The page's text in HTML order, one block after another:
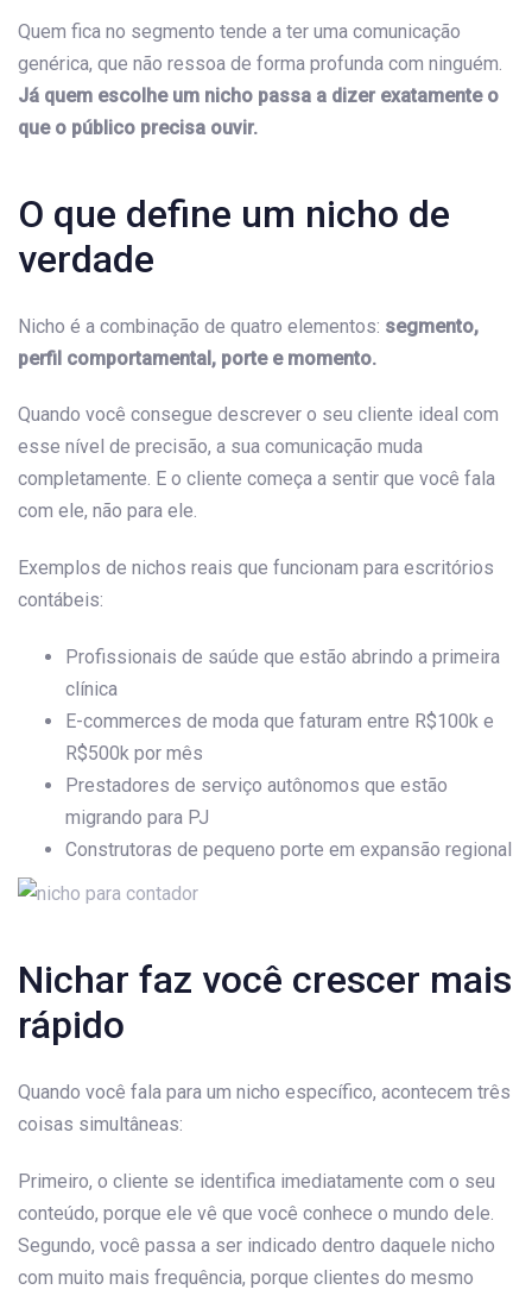
Quem fica no segmento tende a ter uma comunicação
genérica, que não ressoa de forma profunda com ninguém.
Já quem escolhe um nicho passa a dizer exatamente o
que o público precisa ouvir.
O que define um nicho de
verdade
Nicho é a combinação de quatro elementos: segmento,
perfil comportamental, porte e momento.
Quando você consegue descrever o seu cliente ideal com
esse nível de precisão, a sua comunicação muda
completamente. E o cliente começa a sentir que você fala
com ele, não para ele.
Exemplos de nichos reais que funcionam para escritórios
contábeis:
Profissionais de saúde que estão abrindo a primeira
clínica
E-commerces de moda que faturam entre R$100k e
R$500k por mês
Prestadores de serviço autônomos que estão
migrando para PJ
Construtoras de pequeno porte em expansão regional
Nichar faz você crescer mais
rápido
Quando você fala para um nicho específico, acontecem três
coisas simultâneas:
Primeiro, o cliente se identifica imediatamente com o seu
conteúdo, porque ele vê que você conhece o mundo dele.
Segundo, você passa a ser indicado dentro daquele nicho
com muito mais frequência, porque clientes do mesmo